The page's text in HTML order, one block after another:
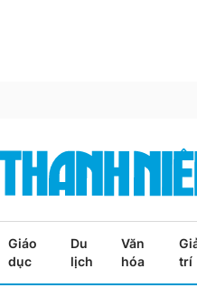
Giáo
dục
Du
lịch
Văn
hóa
trí